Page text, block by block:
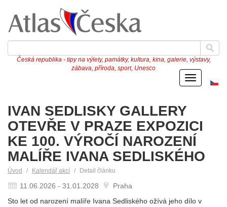
Česká republika - tipy na výlety, památky, kultura, kina, galerie, výstavy,
zábava, příroda, sport, Unesco
Menu
IVAN SEDLISKY GALLERY
OTEVŘE V PRAZE EXPOZICI
KE 100. VÝROČÍ NAROZENÍ
MALÍŘE IVANA SEDLISKÉHO
Úvod Kalendář akcí Detail článku
11.06.2026 - 31.01.2028
Praha
Sto let od narození malíře Ivana Sedliského ožívá jeho dílo v